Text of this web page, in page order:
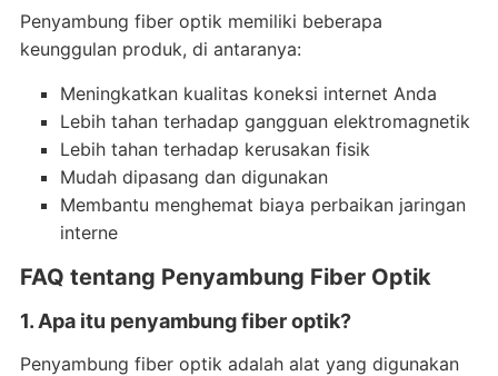
Penyambung fiber optik memiliki beberapa
keunggulan produk, di antaranya:
Meningkatkan kualitas koneksi internet Anda
Lebih tahan terhadap gangguan elektromagnetik
Lebih tahan terhadap kerusakan fisik
Mudah dipasang dan digunakan
Membantu menghemat biaya perbaikan jaringan
interne
FAQ tentang Penyambung Fiber Optik
1. Apa itu penyambung fiber optik?
Penyambung fiber optik adalah alat yang digunakan